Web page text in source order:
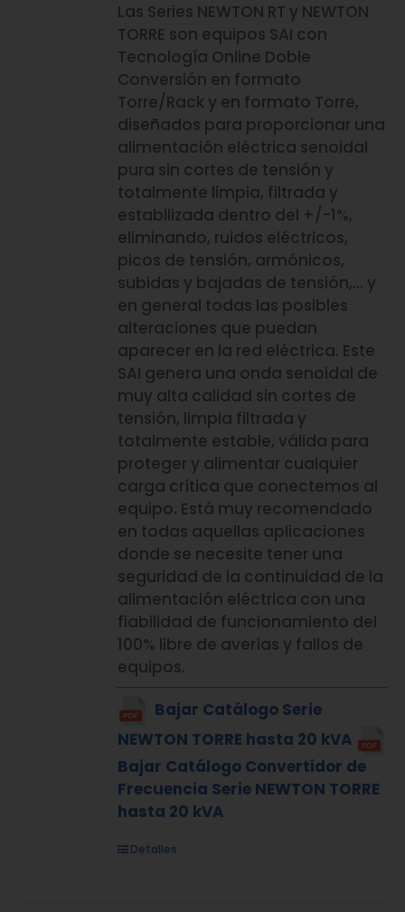
Las Series NEWTON RT y NEWTON
TORRE son equipos SAI con
Tecnología Online Doble
Conversión en formato
Torre/Rack y en formato Torre,
diseñados para proporcionar una
alimentación eléctrica senoidal
pura sin cortes de tensión y
totalmente limpia, filtrada y
estabilizada dentro del +/-1%,
eliminando, ruidos eléctricos,
picos de tensión, armónicos,
subidas y bajadas de tensión,… y
en general todas las posibles
alteraciones que puedan
aparecer en la red eléctrica. Este
SAI genera una onda senoidal de
muy alta calidad sin cortes de
tensión, limpia filtrada y
totalmente estable, válida para
proteger y alimentar cualquier
carga crítica que conectemos al
equipo. Está muy recomendado
en todas aquellas aplicaciones
donde se necesite tener una
seguridad de la continuidad de la
alimentación eléctrica con una
fiabilidad de funcionamiento del
100% libre de averías y fallos de
equipos.
Bajar Catálogo Serie
NEWTON TORRE hasta 20 kVA
Bajar Catálogo Convertidor de
Frecuencia Serie NEWTON TORRE
hasta 20 kVA
Detalles